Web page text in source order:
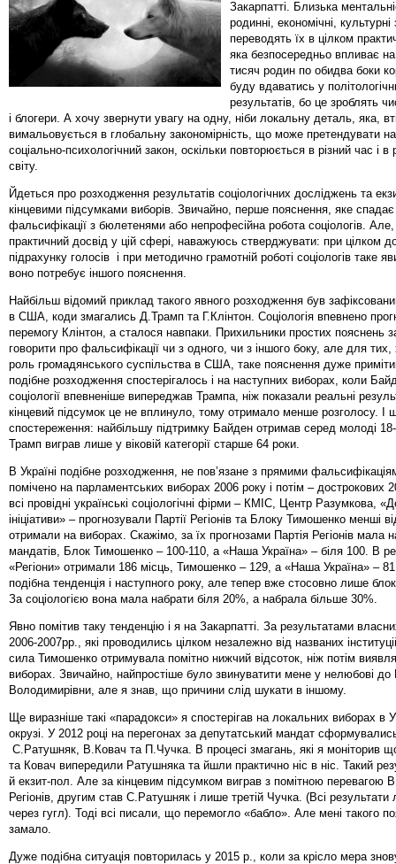
Закарпатті. Близька
родинні, економічні, культурні
переводять їх в цілком
яка безпосередньо впливає
тисяч родин по обидва боки
буду вдаватись у
результатів, бо це зроблять
і блогери. А хочу звернути увагу на одну, ніби локальну деталь, яка,
вимальовується в глобальну закономірність, що може претендувати
соціально-психологічний закон, оскільки повторюється в різний час і в
світу.
Йдеться про розходження результатів соціологічних досліджень та
кінцевими підсумками виборів. Звичайно, перше пояснення, яке
фальсифікації з бюлетенями або непрофесійна робота соціологів.
практичний досвід у цій сфері, наважуюсь стверджувати: при цілком
підрахунку голосів і при методично грамотній роботі соціологів таке
воно потребує іншого пояснення.
Найбільш відомий приклад такого явного розходження був
в США, коди змагались Д.Трамп та Г.Клінтон. Соціологія впевнено
перемогу Клінтон, а сталося навпаки. Прихильники простих пояснень
говорити про фальсифікації чи з одного, чи з іншого боку, але для тих,
роль громадянського суспільства в США, таке пояснення дуже
подібне розходження спостерігалось і на наступних виборах, коли
соціології впевненіше випереджав Трампа, ніж показали реальні
кінцевий підсумок це не вплинуло, тому отримало менше розголосу. І
спостереження: найбільшу підтримку Байден отримав серед молоді
Трамп виграв лише у віковій категорії старше 64 роки.
В Україні подібне розходження, не пов’язане з прямими
помічено на парламентських виборах 2006 року і потім – дострокових
всі провідні українські соціологічні фірми – КМІС, Центр Разумкова,
ініціативи» – прогнозували Партії Регіонів та Блоку Тимошенко менші
отримали на виборах. Скажімо, за їх прогнозами Партія Регіонів мала
мандатів, Блок Тимошенко – 100-110, а «Наша Україна» – біля 100. В
«Регіони» отримали 186 місць, Тимошенко – 129, а «Наша Україна» –
подібна тенденція і наступного року, але тепер вже стосовно лише
За соціологією вона мала набрати біля 20%, а набрала більше 30%.
Явно помітив таку тенденцію і я на Закарпатті. За результатами
2006-2007рр., які проводились цілком незалежно від названих
сила Тимошенко отримувала помітно нижчий відсоток, ніж потім
виборах. Звичайно, найпростіше було звинуватити мене у нелюбові до
Володимирівни, але я знав, що причини слід шукати в іншому.
Ще виразніше такі «парадокси» я спостерігав на локальних виборах в
окрузі. У 2012 році на перегонах за депутатський мандат
С.Ратушняк, В.Ковач та П.Чучка. В процесі змагань, які я моніторив
та Ковач випередили Ратушняка та йшли практично ніс в ніс. Такий
й екзит-пол. Але за кінцевим підсумком виграв з помітною перевагою
Регіонів, другим став С.Ратушняк і лише третій Чучка. (Всі результати
через гугл). Тоді всі писали, що перемогло «бабло». Але мені такого
замало.
Дуже подібна ситуація повторилась у 2015 р., коли за крісло мера